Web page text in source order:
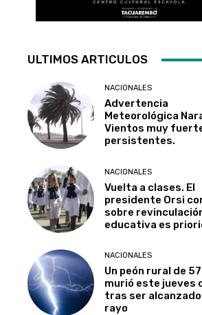
ULTIMOS ARTICULOS
NACIONALES
Advertencia
Meteorológica
Vientos muy
persistentes.
NACIONALES
Vuelta a clases. El
presidente Orsi
sobre
educativa es
NACIONALES
Un peón rural de
murió este jueves
tras ser alcanzado
rayo